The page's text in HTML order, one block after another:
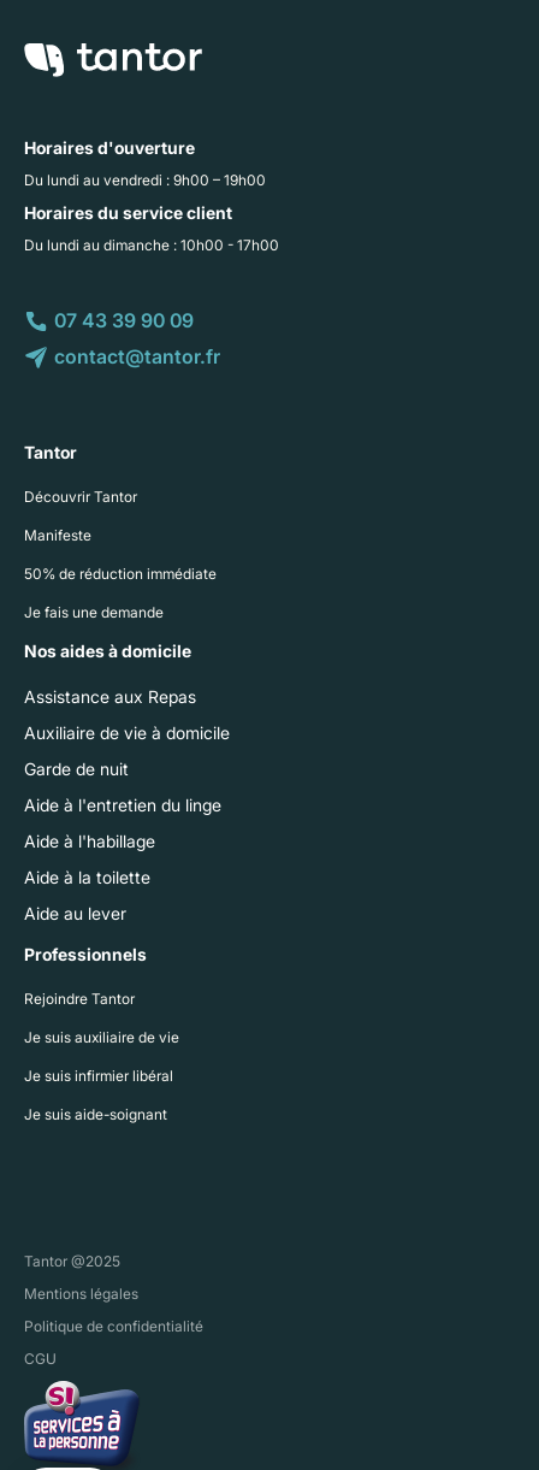
Horaires d'ouverture
Du lundi au vendredi : 9h00 – 19h00
Horaires du service client
Du lundi au dimanche : 10h00 - 17h00
07 43 39 90 09
contact@tantor.fr
Tantor
Découvrir Tantor
Manifeste
50% de réduction immédiate
Je fais une demande
Nos aides à domicile
Assistance aux Repas
Auxiliaire de vie à domicile
Garde de nuit
Aide à l'entretien du linge
Aide à l'habillage
Aide à la toilette
Aide au lever
Professionnels
Rejoindre Tantor
Je suis auxiliaire de vie
Je suis infirmier libéral
Je suis aide-soignant
Tantor @2025
Mentions légales
Politique de confidentialité
CGU